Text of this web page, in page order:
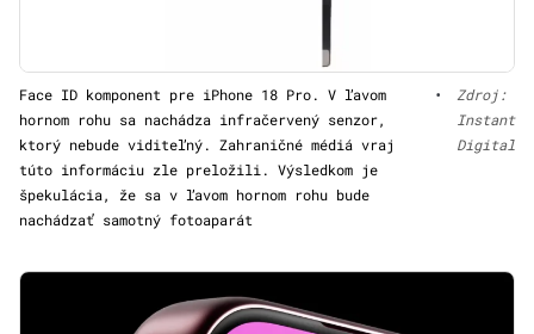
Face ID komponent pre iPhone 18 Pro. V ľavom
hornom rohu sa nachádza infračervený senzor,
ktorý nebude viditeľný. Zahraničné médiá vraj
túto informáciu zle preložili. Výsledkom je
špekulácia, že sa v ľavom hornom rohu bude
nachádzať samotný fotoaparát
•
Zdroj:
Instant
Digital